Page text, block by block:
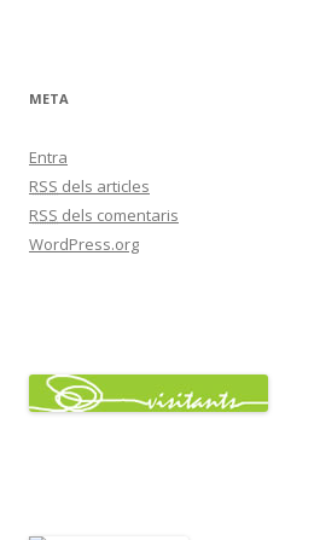
META
Entra
RSS dels articles
RSS dels comentaris
WordPress.org